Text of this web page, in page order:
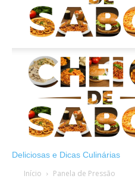
Deliciosas e Dicas Culinárias
Início Panela de Pressão